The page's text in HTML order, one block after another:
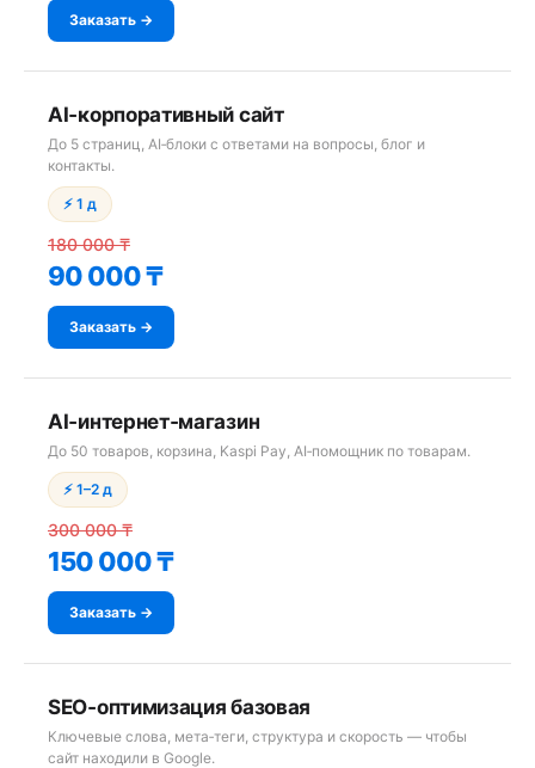
Заказать →
AI‑корпоративный сайт
До 5 страниц, AI‑блоки с ответами на вопросы, блог и
контакты.
⚡ 1 д
180 000 ₸
90 000 ₸
Заказать →
AI‑интернет‑магазин
До 50 товаров, корзина, Kaspi Pay, AI‑помощник по товарам.
⚡ 1–2 д
300 000 ₸
150 000 ₸
Заказать →
SEO‑оптимизация базовая
Ключевые слова, мета‑теги, структура и скорость — чтобы
сайт находили в Google.